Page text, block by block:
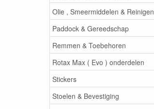
Olie , Smeermiddelen & Reinigen
Paddock & Gereedschap
Remmen & Toebehoren
Rotax Max ( Evo ) onderdelen
Stickers
Stoelen & Bevestiging